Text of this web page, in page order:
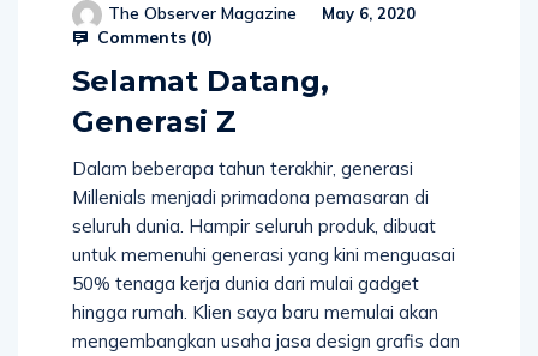
The Observer Magazine May 6, 2020
Comments (0)
Selamat Datang,
Generasi Z
Dalam beberapa tahun terakhir, generasi
Millenials menjadi primadona pemasaran di
seluruh dunia. Hampir seluruh produk, dibuat
untuk memenuhi generasi yang kini menguasai
50% tenaga kerja dunia dari mulai gadget
hingga rumah. Klien saya baru memulai akan
mengembangkan usaha jasa design grafis dan